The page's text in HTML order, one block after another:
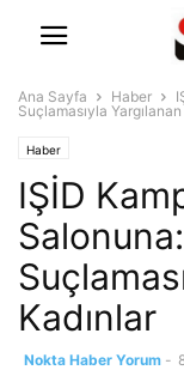
Ana Sayfa Haber
Suçlamasıyla
Haber
IŞİD
Kadınlar
Nokta Haber Yorum -